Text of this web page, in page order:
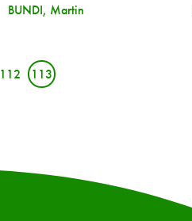
BUNDI, Martin
112 113